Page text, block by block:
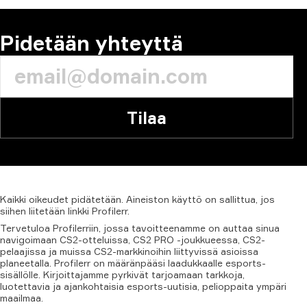
Pidetään yhteyttä
Tilaa
Kaikki oikeudet pidätetään. Aineiston käyttö on sallittua, jos
siihen liitetään linkki Profilerr.
Tervetuloa Profilerriin, jossa tavoitteenamme on auttaa sinua
navigoimaan CS2-otteluissa, CS2 PRO -joukkueessa, CS2-
pelaajissa ja muissa CS2-markkinoihin liittyvissä asioissa
planeetalla. Profilerr on määränpääsi laadukkaalle esports-
sisällölle. Kirjoittajamme pyrkivät tarjoamaan tarkkoja,
luotettavia ja ajankohtaisia esports-uutisia, pelioppaita ympäri
maailmaa.